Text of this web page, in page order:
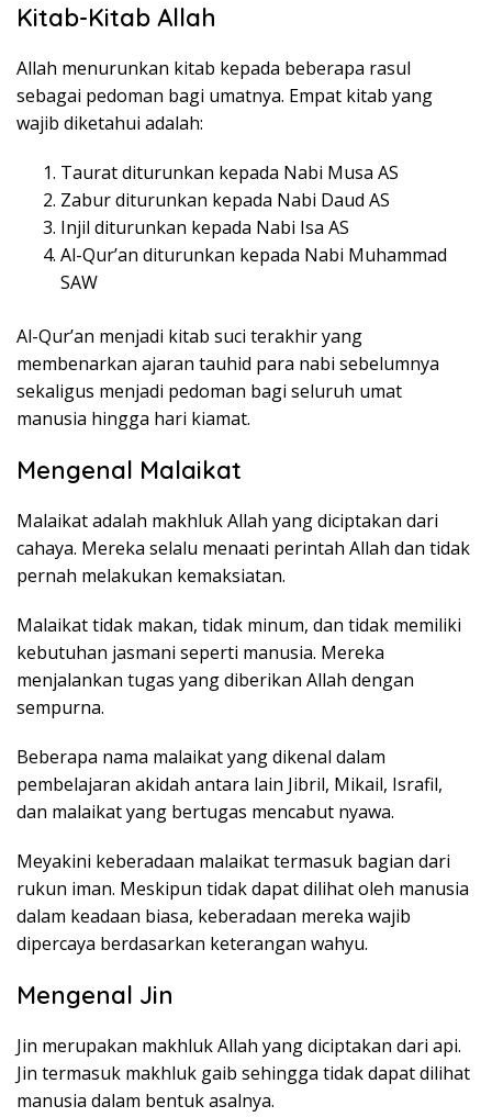
Kitab-Kitab Allah
Allah menurunkan kitab kepada beberapa rasul
sebagai pedoman bagi umatnya. Empat kitab yang
wajib diketahui adalah:
Taurat diturunkan kepada Nabi Musa AS
Zabur diturunkan kepada Nabi Daud AS
Injil diturunkan kepada Nabi Isa AS
Al-Qur’an diturunkan kepada Nabi Muhammad
SAW
Al-Qur’an menjadi kitab suci terakhir yang
membenarkan ajaran tauhid para nabi sebelumnya
sekaligus menjadi pedoman bagi seluruh umat
manusia hingga hari kiamat.
Mengenal Malaikat
Malaikat adalah makhluk Allah yang diciptakan dari
cahaya. Mereka selalu menaati perintah Allah dan tidak
pernah melakukan kemaksiatan.
Malaikat tidak makan, tidak minum, dan tidak memiliki
kebutuhan jasmani seperti manusia. Mereka
menjalankan tugas yang diberikan Allah dengan
sempurna.
Beberapa nama malaikat yang dikenal dalam
pembelajaran akidah antara lain Jibril, Mikail, Israfil,
dan malaikat yang bertugas mencabut nyawa.
Meyakini keberadaan malaikat termasuk bagian dari
rukun iman. Meskipun tidak dapat dilihat oleh manusia
dalam keadaan biasa, keberadaan mereka wajib
dipercaya berdasarkan keterangan wahyu.
Mengenal Jin
Jin merupakan makhluk Allah yang diciptakan dari api.
Jin termasuk makhluk gaib sehingga tidak dapat dilihat
manusia dalam bentuk asalnya.